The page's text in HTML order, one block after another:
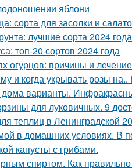
яблони
сорта для засолки и
лучшие сорта 2024 года
топ-20 сортов 2024 года
огурцов: причины и лечение
и когда укрывать розы
варианты.
для луковичных. 9
теплиц в Ленинградской
в домашних условиях. В
капусты с грибами.
спиртом. Как